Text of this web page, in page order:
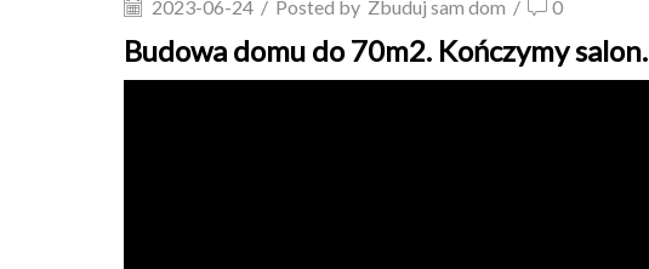
2023-06-24 / Posted by Zbuduj sam dom / 0
Budowa domu do 70m2. Kończymy salon.